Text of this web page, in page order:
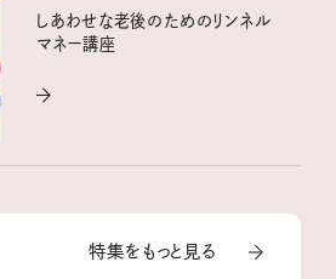
しあわせな老後のためのリンネル
マネー講座
特集をもっと見る